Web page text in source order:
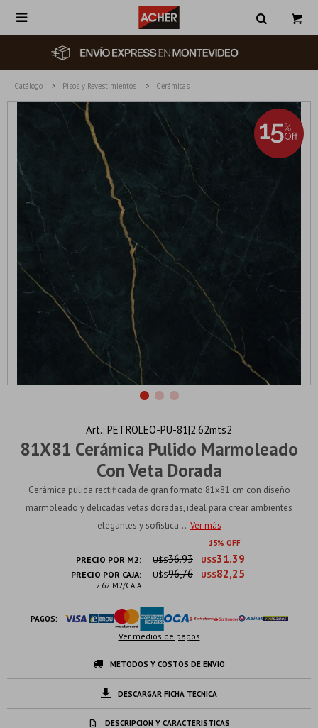

Catálogo Pisos y Revestimientos Cerámicas
81X81 Cerámica Pulido Marmoleado
Con Veta Dorada
PETROLEO-PU-81|2.62mts2
Cerámica pulida rectificada de gran formato 81x81 cm con diseño
marmoleado y delicadas vetas doradas, ideal para crear ambientes
elegantes y sofistica... Ver más
15
PRECIO POR M2: U$S31.39
U$S36.93
PRECIO POR CAJA:
2.62 M2/CAJA
U$S82,25
U$S96,76
PAGOS:
Ver medios de pagos
METODOS Y COSTOS DE ENVIO
DESCARGAR FICHA TÉCNICA
DESCRIPCION Y CARACTERISTICAS